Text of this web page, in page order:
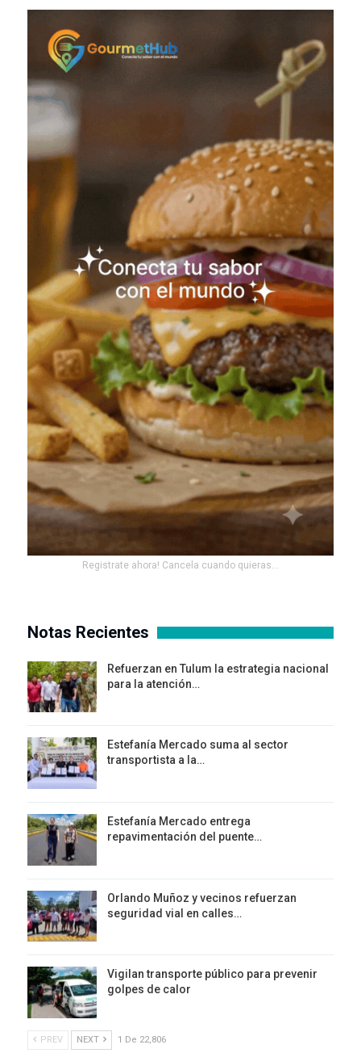
Registrate ahora! Cancela cuando quieras...
Notas Recientes
Refuerzan en Tulum la estrategia nacional
para la atención…
Estefanía Mercado suma al sector
transportista a la…
Estefanía Mercado entrega
repavimentación del puente…
Orlando Muñoz y vecinos refuerzan
seguridad vial en calles…
Vigilan transporte público para prevenir
golpes de calor
PREV NEXT 1 De 22,806